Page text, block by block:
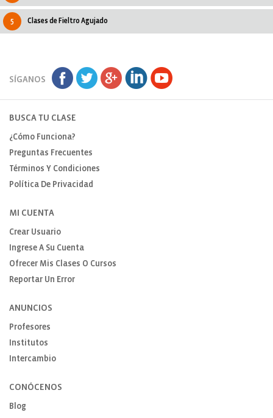
5 Clases de Fieltro Agujado
SÍGANOS
BUSCA TU CLASE
¿Cómo Funciona?
Preguntas Frecuentes
Términos Y Condiciones
Política De Privacidad
MI CUENTA
Crear Usuario
Ingrese A Su Cuenta
Ofrecer Mis Clases O Cursos
Reportar Un Error
ANUNCIOS
Profesores
Institutos
Intercambio
CONÓCENOS
Blog